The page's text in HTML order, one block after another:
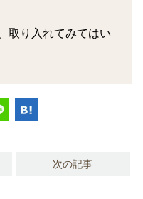
取り入れてみてはい
次の記事